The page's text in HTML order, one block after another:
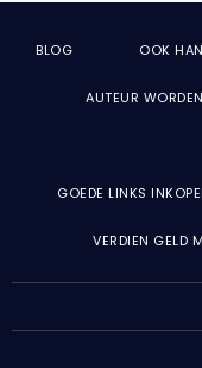
BLOG OOK
AUTEUR WORDEN
GOEDE LINKS
VERDIEN GELD